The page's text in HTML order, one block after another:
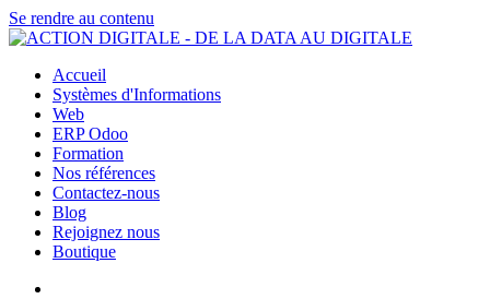
Se rendre au contenu
Accueil
Systèmes d'Informations
Web
ERP Odoo
Formation
Nos références
Contactez-nous
Blog
Rejoignez nous
Boutique